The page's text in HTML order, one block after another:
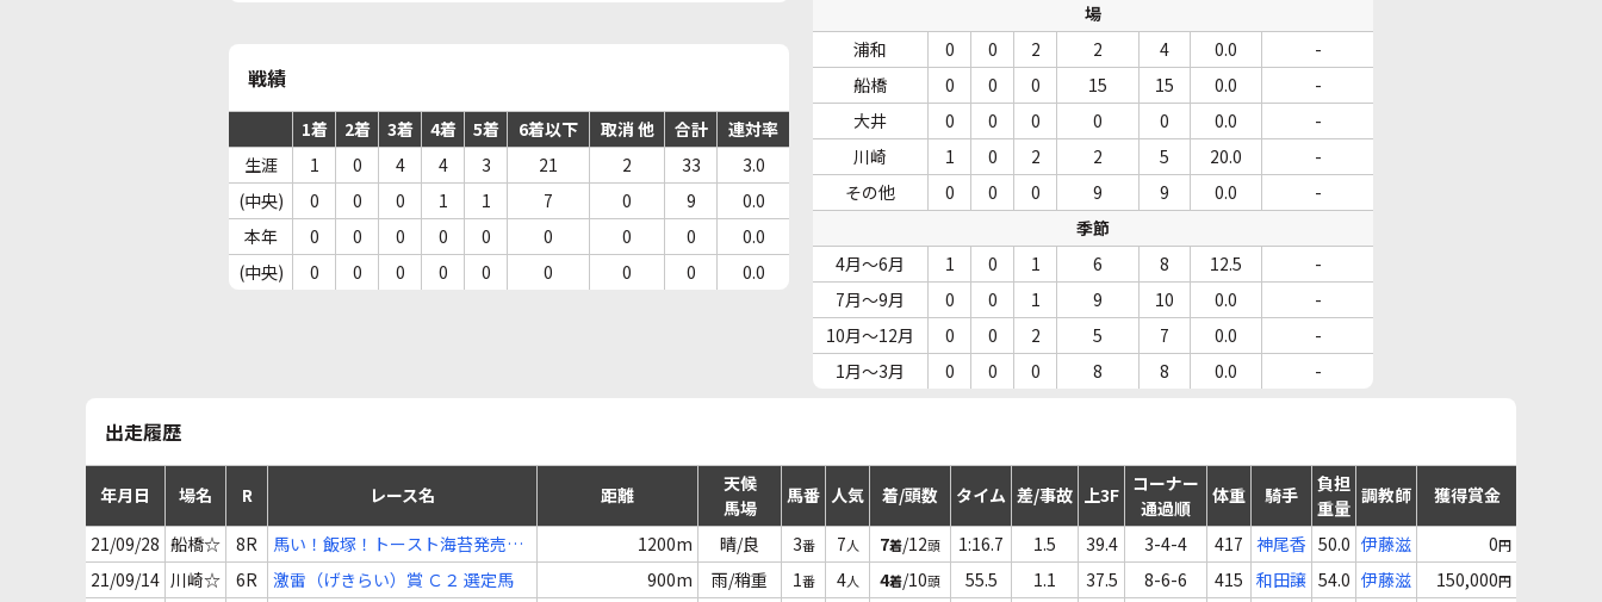
戦績
1着 2着 3着 4着 5着 6着以下 取消 他 合計
連対率
生涯
1 0 4 4 3 21 2 33
3.0
(中央)
0 0 0 1 1 7 0 9
0.0
本年
0 0 0 0 0 0 0 0
0.0
(中央)
0 0 0 0 0 0 0 0 0.0
場
浦和
0 0 2 2 4 0.0
-
船橋
0 0 0 15 15 0.0
-
大井
0 0 0 0 0 0.0
-
川崎
1 0 2 2 5 20.0
-
その他
0 0 0 9 9 0.0
-
季節
4月～6月
1 0 1 6 8 12.5
-
7月～9月
0 0 1 9 10 0.0
-
10月～12月
0 0 2 5 7 0.0
-
1月～3月
0 0 0 8 8 0.0 -
出走履歴
年月日 場名 R レース名 距離
天候
馬場
馬番 人気 着/頭数 タイム 差/事故 上3F コーナー
通過順
体重 騎手
負担
重量
調教師 獲得賞金
21/09/28 船橋☆ 8R
馬い！飯塚！トースト海苔発売記
念 Ｃ２ 選抜馬
1200m 晴/良 3番 7人 7着/12頭 1:16.7 1.5 39.4 3-4-4 417 神尾香 50.0 伊藤滋 0円
21/09/14 川崎☆ 6R 激雷（げきらい）賞 Ｃ２ 選定馬 900m 雨/稍重 1番 4人 4着/10頭 55.5 1.1 37.5 8-6-6 415 和田譲 54.0 伊藤滋 150,000円